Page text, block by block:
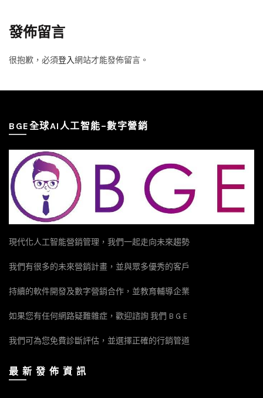
發佈留言
很抱歉，必須登入網站才能發佈留言。
BGE全球AI人工智能–數字營銷
現代化人工智能營銷管理，我們一起走向未來趨勢
我們有很多的未來營銷計畫，並與眾多優秀的客戶
持續的軟件開發及數字營銷合作，並教育輔導企業
如果您有任何網路疑難雜症，歡迎諮詢 我們 B G E
我們可為您免費診斷評估，並選擇正確的行銷管道
最 新 發 佈 資 訊